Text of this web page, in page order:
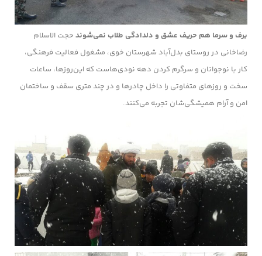
برف و سرما هم حریف عشق و دلدادگی طلاب نمی‌شوند حجت الاسلام
رضاخانی در روستای بدل‌آباد شهرستان خوی، مشغول فعالیت فرهنگی،
کار با نوجوانان و سرگرم کردن دهه نودی‌هاست که این‌روزها، ساعات
سخت و روزهای متفاوتی را داخل چادرها و در چند متری سقف و ساختمان
امن و آرام همیشگی‌شان تجربه می‌کنند.